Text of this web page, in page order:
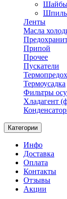
Ленты
Масла
Припой
Прочее
Пускатели
Термоусадка
Фильтры
Хладагент
Категории
Инфо
Доставка
Оплата
Контакты
Отзывы
Акции